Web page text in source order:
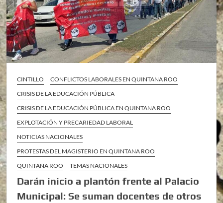
CINTILLO
CONFLICTOS LABORALES EN QUINTANA ROO
CRISIS DE LA EDUCACIÓN PÚBLICA
CRISIS DE LA EDUCACIÓN PÚBLICA EN QUINTANA ROO
EXPLOTACIÓN Y PRECARIEDAD LABORAL
NOTICIAS NACIONALES
PROTESTAS DEL MAGISTERIO EN QUINTANA ROO
QUINTANA ROO
TEMAS NACIONALES
Darán inicio a plantón frente al Palacio
Municipal: Se suman docentes de otros